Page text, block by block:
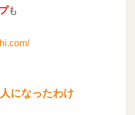
も
になったわけ